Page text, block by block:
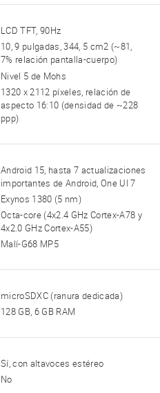
LCD TFT, 90Hz
10, 9 pulgadas, 344, 5 cm2 (~81,
7% relación pantalla-cuerpo)
Nivel 5 de Mohs
1320 x 2112 píxeles, relación de
aspecto 16:10 (densidad de ~228
ppp)
Android 15, hasta 7 actualizaciones
importantes de Android, One UI 7
Exynos 1380 (5 nm)
Octa-core (4x2.4 GHz Cortex-A78 y
4x2.0 GHz Cortex-A55)
Malí-G68 MP5
microSDXC (ranura dedicada)
128 GB, 6 GB RAM
Sí, con altavoces estéreo
No